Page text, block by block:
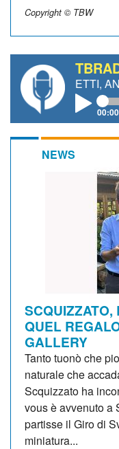
Copyright © TBW
ANDREA
00:00
NEWS
SCQUIZZATO,
QUEL
GALLERY
Tanto tuonò che
naturale che
Scquizzato ha
vous è avvenuto a
partisse il Giro di
miniatura...